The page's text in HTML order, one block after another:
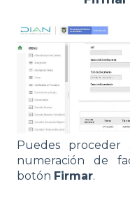
Puedes
numeración de
botón Firmar.